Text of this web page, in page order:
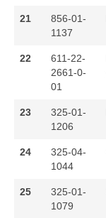
21
856-01-
1137
22
611-22-
2661-0-
01
23
325-01-
1206
24
325-04-
1044
25
325-01-
1079